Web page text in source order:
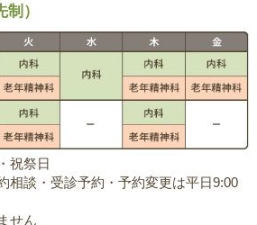
）
祝祭日
相談・受診予約・予約変更は平日9:00
せん